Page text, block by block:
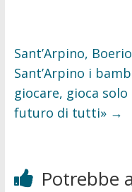
Sant’Arpino,
Sant’Arpino i
giocare, gioca
futuro di tutti» →
Potrebbe